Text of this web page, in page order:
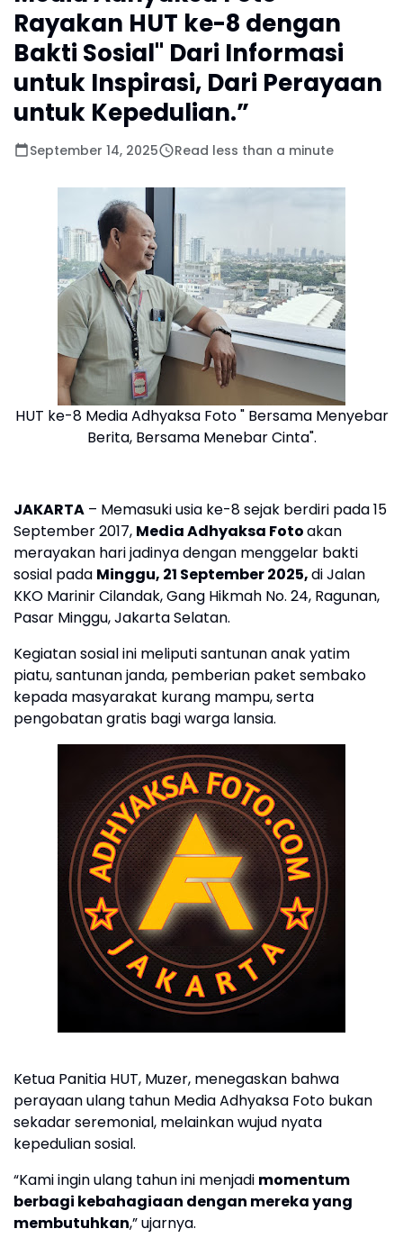
Rayakan HUT ke-8 dengan
Bakti Sosial" Dari Informasi
untuk Inspirasi, Dari Perayaan
untuk Kepedulian.”
September 14, 2025 Read less than a minute
HUT ke-8 Media Adhyaksa Foto " Bersama Menyebar
Berita, Bersama Menebar Cinta".
JAKARTA – Memasuki usia ke-8 sejak berdiri pada 15
September 2017, Media Adhyaksa Fotoakan
merayakan hari jadinya dengan menggelar bakti
sosial pada Minggu, 21 September 2025,di Jalan
KKO Marinir Cilandak, Gang Hikmah No. 24, Ragunan,
Pasar Minggu, Jakarta Selatan.
Kegiatan sosial ini meliputi santunan anak yatim
piatu, santunan janda, pemberian paket sembako
kepada masyarakat kurang mampu, serta
pengobatan gratis bagi warga lansia.
Ketua Panitia HUT, Muzer, menegaskan bahwa
perayaan ulang tahun Media Adhyaksa Foto bukan
sekadar seremonial, melainkan wujud nyata
kepedulian sosial.
“Kami ingin ulang tahun ini menjadi momentum
berbagi kebahagiaan dengan mereka yang
membutuhkan,” ujarnya.